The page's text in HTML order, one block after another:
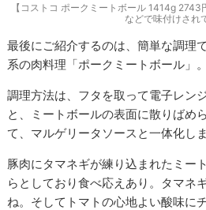
【コストコ ポークミートボール 1414g
などで味付けされ
最後にご紹介するのは、簡単な調理
系の肉料理「ポークミートボール」。
調理方法は、フタを取って電子レン
と、ミートボールの表面に散りばめ
て、マルゲリータソースと一体化しま
豚肉にタマネギが練り込まれたミー
らとしており食べ応えあり。タマネ
ね。そしてトマトの心地よい酸味に